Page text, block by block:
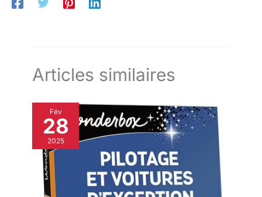
Articles similaires
Fév
28
2025